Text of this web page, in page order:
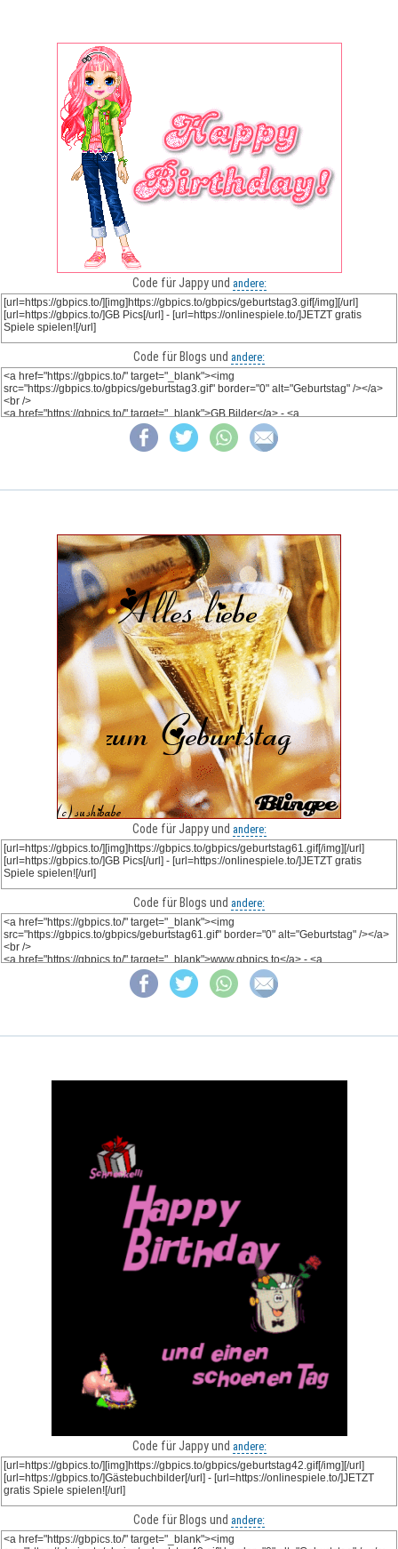
Code für Jappy und andere:
Code für Blogs und andere:
Code für Jappy und andere:
Code für Blogs und andere:
Code für Jappy und andere:
Code für Blogs und andere: